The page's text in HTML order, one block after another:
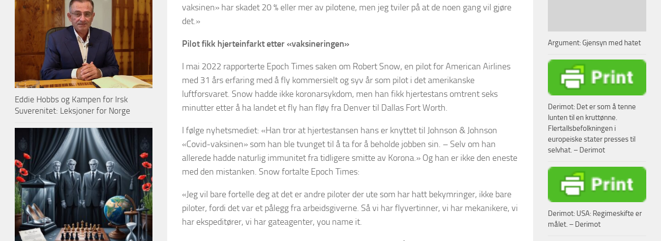
vaksinen» har skadet 20 % eller mer av pilotene, men jeg tviler på at de noen gang vil gjøre
det.»
Pilot fikk hjerteinfarkt etter «vaksineringen»
I mai 2022 rapporterte Epoch Times saken om Robert Snow, en pilot for American Airlines
med 31 års erfaring med å fly kommersielt og syv år som pilot i det amerikanske
luftforsvaret. Snow hadde ikke koronarsykdom, men han fikk hjertestans omtrent seks
minutter etter å ha landet et fly han fløy fra Denver til Dallas Fort Worth.
I følge nyhetsmediet: «Han tror at hjertestansen hans er knyttet til Johnson & Johnson
«Covid-vaksinen» som han ble tvunget til å ta for å beholde jobben sin. – Selv om han
allerede hadde naturlig immunitet fra tidligere smitte av Korona.» Og han er ikke den eneste
med den mistanken. Snow fortalte Epoch Times:
«Jeg vil bare fortelle deg at det er andre piloter der ute som har hatt bekymringer, ikke bare
piloter, fordi det var et pålegg fra arbeidsgiverne. Så vi har flyvertinner, vi har mekanikere, vi
har ekspeditører, vi har gateagenter, you name it.
Eddie Hobbs og Kampen for Irsk
Suverenitet: Leksjoner for Norge
Argument: Gjensyn med hatet
Derimot: Det er som å tenne
lunten til en kruttønne.
Flertallsbefolkningen i
europeiske stater presses til
selvhat. – Derimot
Derimot: USA: Regimeskifte er
målet. – Derimot